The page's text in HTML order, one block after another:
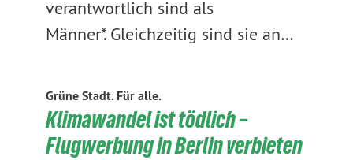
verantwortlich sind als
Männer*. Gleichzeitig sind sie an…
Grüne Stadt. Für alle.
​Klimawandel ist tödlich –
Flugwerbung in Berlin verbieten